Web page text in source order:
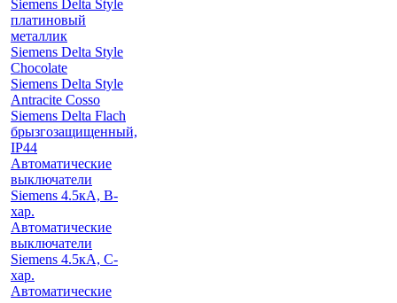
Siemens Delta Style
платиновый
металлик
Siemens Delta Style
Chocolate
Siemens Delta Style
Antracite Cosso
Siemens Delta Flach
брызгозащищенный,
IP44
Автоматические
выключатели
Siemens 4.5кА, B-
хар.
Автоматические
выключатели
Siemens 4.5кА, C-
хар.
Автоматические